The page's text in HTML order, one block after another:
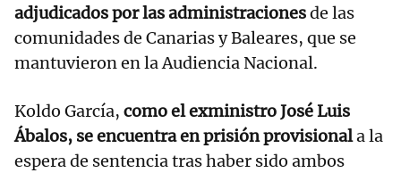
adjudicados por las administracionesde las
comunidades de Canarias y Baleares, que se
mantuvieron en la Audiencia Nacional.
Koldo García, como el exministro José Luis
Ábalos, se encuentra en prisión provisionala la
espera de sentencia tras haber sido ambos